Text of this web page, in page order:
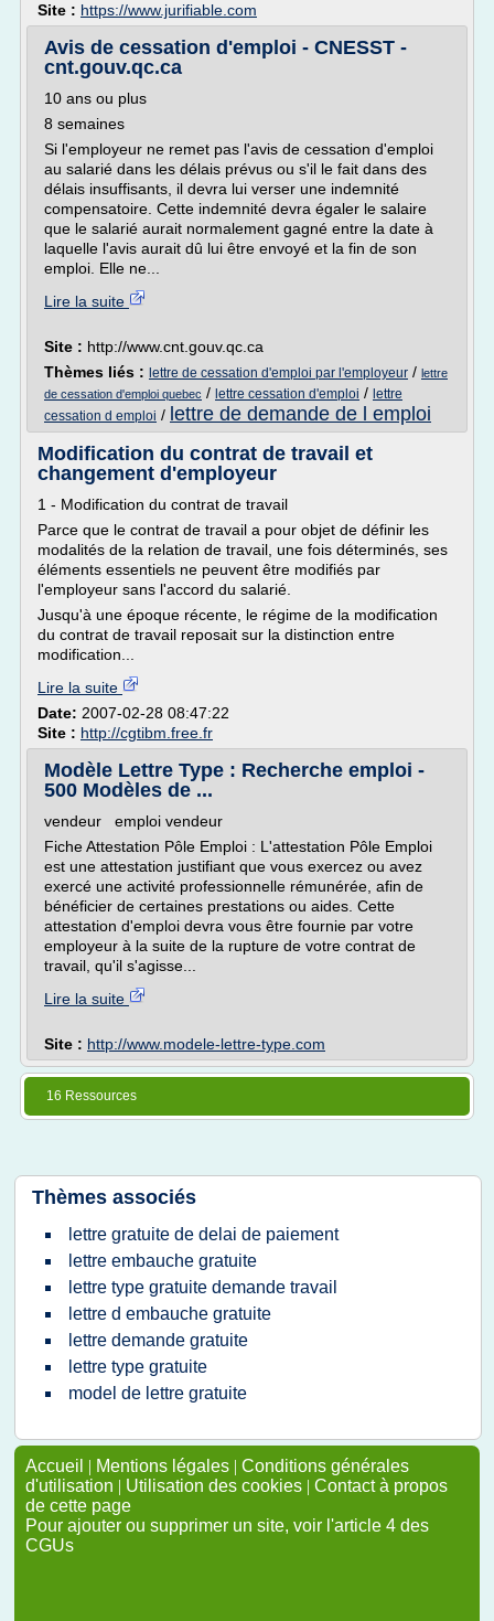
Site : https://www.jurifiable.com
Avis de cessation d'emploi - CNESST -
cnt.gouv.qc.ca
10 ans ou plus
8 semaines
Si l'employeur ne remet pas l'avis de cessation d'emploi
au salarié dans les délais prévus ou s'il le fait dans des
délais insuffisants, il devra lui verser une indemnité
compensatoire. Cette indemnité devra égaler le salaire
que le salarié aurait normalement gagné entre la date à
laquelle l'avis aurait dû lui être envoyé et la fin de son
emploi. Elle ne...
Lire la suite
Site : http://www.cnt.gouv.qc.ca
Thèmes liés : lettre de cessation d'emploi par l'employeur / lettre
de cessation d'emploi quebec / lettre cessation d'emploi / lettre
cessation d emploi / lettre de demande de l emploi
Modification du contrat de travail et
changement d'employeur
1 - Modification du contrat de travail
Parce que le contrat de travail a pour objet de définir les
modalités de la relation de travail, une fois déterminés, ses
éléments essentiels ne peuvent être modifiés par
l'employeur sans l'accord du salarié.
Jusqu'à une époque récente, le régime de la modification
du contrat de travail reposait sur la distinction entre
modification...
Lire la suite
Date: 2007-02-28 08:47:22
Site : http://cgtibm.free.fr
Modèle Lettre Type : Recherche emploi -
500 Modèles de ...
vendeur emploi vendeur
Fiche Attestation Pôle Emploi : L'attestation Pôle Emploi
est une attestation justifiant que vous exercez ou avez
exercé une activité professionnelle rémunérée, afin de
bénéficier de certaines prestations ou aides. Cette
attestation d'emploi devra vous être fournie par votre
employeur à la suite de la rupture de votre contrat de
travail, qu'il s'agisse...
Lire la suite
Site : http://www.modele-lettre-type.com
16 Ressources
Thèmes associés
lettre gratuite de delai de paiement
lettre embauche gratuite
lettre type gratuite demande travail
lettre d embauche gratuite
lettre demande gratuite
lettre type gratuite
model de lettre gratuite
Accueil | Mentions légales | Conditions générales
d'utilisation | Utilisation des cookies | Contact à propos
de cette page
Pour ajouter ou supprimer un site, voir l'article 4 des
CGUs